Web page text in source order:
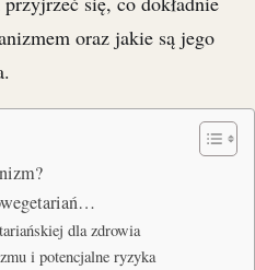
oraz jakie są jego
dla zdrowia
i potencjalne ryzyka